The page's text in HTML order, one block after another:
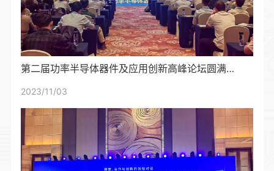
第二届功率半导体器件及应用创新高峰论坛圆满结束
2023/11/03